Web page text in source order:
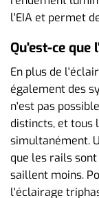
l'EIA et permet
Qu'est-ce que
En plus de
également des
n'est pas
distincts, et tous
simultanément.
que les rails
saillent moins.
l'éclairage